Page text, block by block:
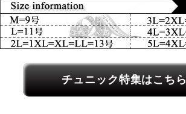
関連カテゴリーへのリンク
チュニック特集はこちら